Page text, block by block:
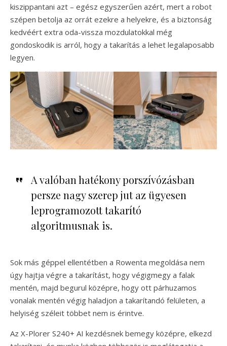
kiszippantani azt – egész egyszerűen azért, mert a robot
szépen betolja az orrát ezekre a helyekre, és a biztonság
kedvéért extra oda-vissza mozdulatokkal még
gondoskodik is arról, hogy a takarítás a lehet legalaposabb
legyen.
A valóban hatékony porszívózásban
persze nagy szerep jut az ügyesen
leprogramozott takarító
algoritmusnak is.
Sok más géppel ellentétben a Rowenta megoldása nem
úgy hajtja végre a takarítást, hogy végigmegy a falak
mentén, majd begurul középre, hogy ott párhuzamos
vonalak mentén végig haladjon a takarítandó felületen, a
helyiség széleit többet nem is érintve.
Az X-Plorer S240+ AI kezdésnek bemegy középre, elkezd